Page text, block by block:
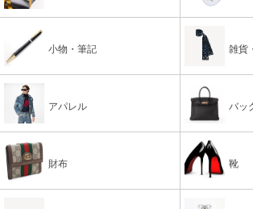
小物・筆記 雑貨
アパレル バッ
財布 靴